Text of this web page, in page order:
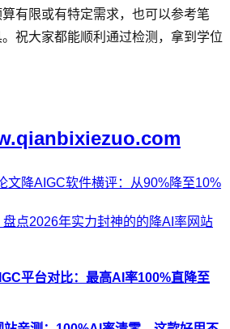
有限或有特定需求，也可以参考笔
祝大家都能顺利通过检测，拿到学位
文降AIGC软件横评：从90%降至10%
点2026年实力封神的的降AI率网站
平台对比：最高AI率100%直降至